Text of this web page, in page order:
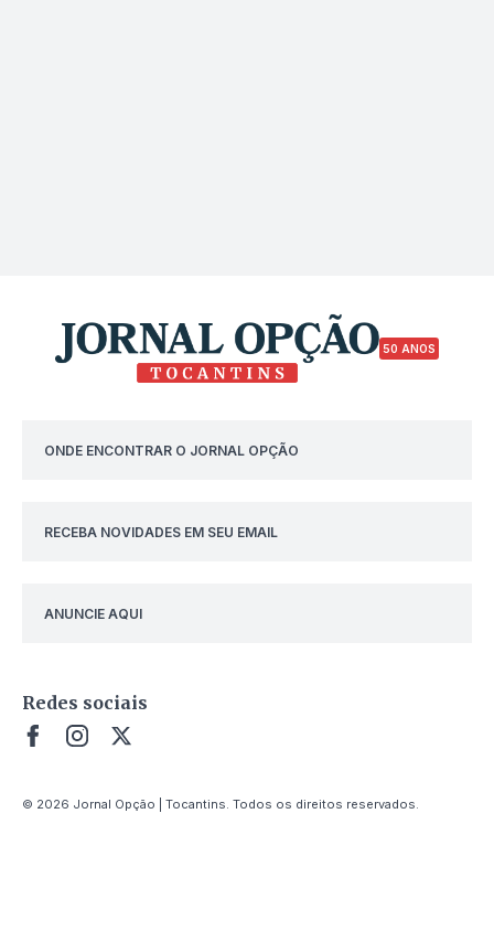
50 ANOS
ONDE ENCONTRAR O JORNAL OPÇÃO
RECEBA NOVIDADES EM SEU EMAIL
ANUNCIE AQUI
Redes sociais
© 2026 Jornal Opção | Tocantins. Todos os direitos reservados.